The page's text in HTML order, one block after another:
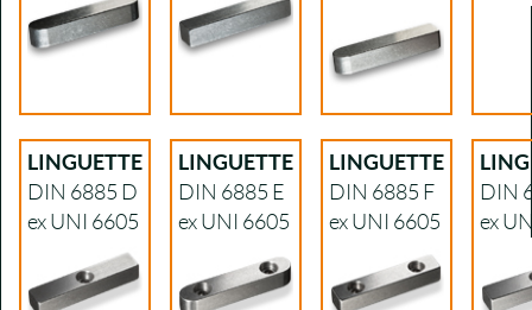
LINGUETTE
DIN 6885 D
ex UNI 6605
LINGUETTE
DIN 6885 E
ex UNI 6605
LINGUETTE
DIN 6885 F
ex UNI 6605
DIN
ex